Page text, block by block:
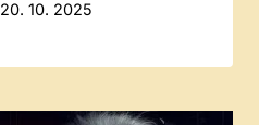
20. 10. 2025